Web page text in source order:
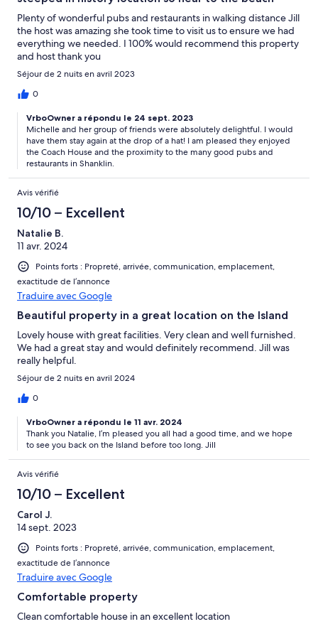
Plenty of wonderful pubs and restaurants in walking distance Jill
the host was amazing she took time to visit us to ensure we had
everything we needed. I 100% would recommend this property
and host thank you
Séjour de 2 nuits en avril 2023
0
VrboOwner a répondu le 24 sept. 2023
Michelle and her group of friends were absolutely delightful. I would
have them stay again at the drop of a hat! I am pleased they enjoyed
the Coach House and the proximity to the many good pubs and
restaurants in Shanklin.
Avis vérifié
10/10 – Excellent
Natalie B.
11 avr. 2024
Points forts : Propreté, arrivée, communication, emplacement,
exactitude de l’annonce
Traduire avec Google
Beautiful property in a great location on the Island
Lovely house with great facilities. Very clean and well furnished.
We had a great stay and would definitely recommend. Jill was
really helpful.
Séjour de 2 nuits en avril 2024
0
VrboOwner a répondu le 11 avr. 2024
Thank you Natalie, I’m pleased you all had a good time, and we hope
to see you back on the Island before too long. Jill
Avis vérifié
10/10 – Excellent
Carol J.
14 sept. 2023
Points forts : Propreté, arrivée, communication, emplacement,
exactitude de l’annonce
Traduire avec Google
Comfortable property
Clean comfortable house in an excellent location